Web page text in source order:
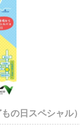
の日スペシャル